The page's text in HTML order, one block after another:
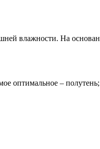
влажности. На
оптимальное – полутень;